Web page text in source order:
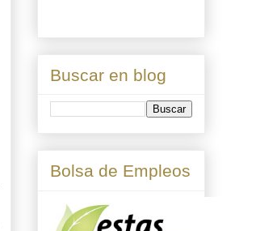
Buscar en blog
Bolsa de Empleos